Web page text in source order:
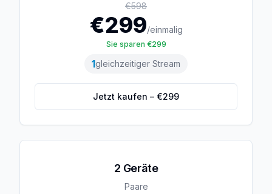
€598
€299/einmalig
Sie sparen €299
1gleichzeitiger Stream
Jetzt kaufen – €299
2 Geräte
Paare